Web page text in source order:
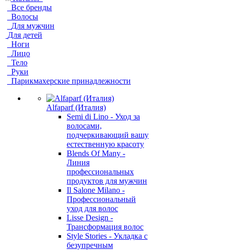
Все бренды
Волосы
Для мужчин
Для детей
Ноги
Лицо
Тело
Руки
Парикмахерские принадлежности
Alfaparf (Италия)
Semi di Lino - Уход за
волосами,
подчеркивающий вашу
естественную красоту
Blends Of Many -
Линия
профессиональных
продуктов для мужчин
Il Salone Milano -
Профессиональный
уход для волос
Lisse Design -
Трансформация волос
Style Stories - Укладка с
безупречным